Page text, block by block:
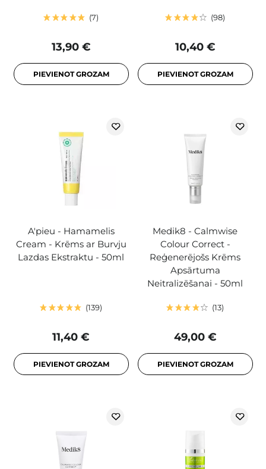
7
13,90 €
PIEVIENOT GROZAM
98
10,40 €
PIEVIENOT GROZAM
A'pieu - Hamamelis
Cream - Krēms ar Burvju
Lazdas Ekstraktu - 50ml
139
11,40 €
PIEVIENOT GROZAM
Medik8 - Calmwise
Colour Correct -
Reģenerējošs Krēms
Apsārtuma
Neitralizēšanai - 50ml
13
49,00 €
PIEVIENOT GROZAM